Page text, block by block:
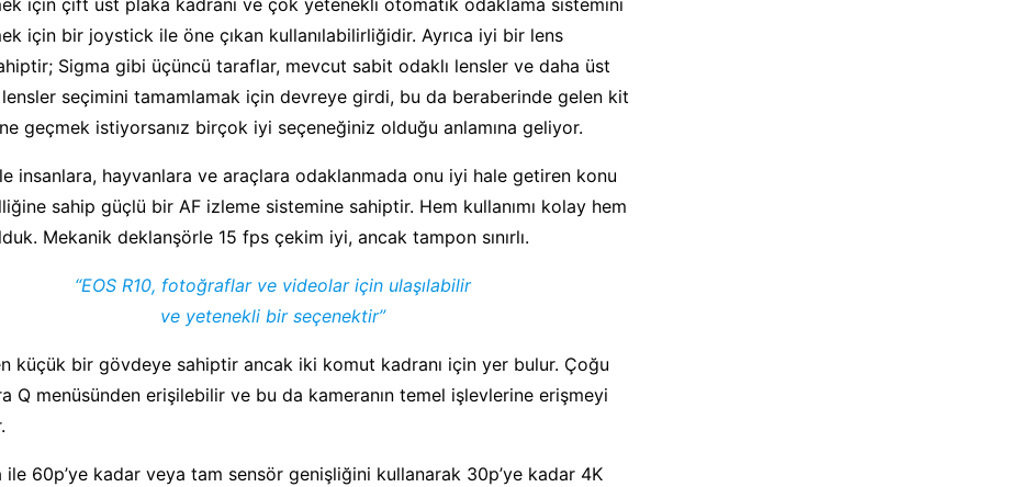
için bir joystick ile öne çıkan kullanılabilirliğidir. Ayrıca iyi bir lens
Sigma gibi üçüncü taraflar, mevcut sabit odaklı lensler ve daha üst
seçimini tamamlamak için devreye girdi, bu da beraberinde gelen kit
geçmek istiyorsanız birçok iyi seçeneğiniz olduğu anlamına geliyor.
insanlara, hayvanlara ve araçlara odaklanmada onu iyi hale getiren konu
sahip güçlü bir AF izleme sistemine sahiptir. Hem kullanımı kolay hem
Mekanik deklanşörle 15 fps çekim iyi, ancak tampon sınırlı.
“EOS R10, fotoğraflar ve videolar için ulaşılabilir
ve yetenekli bir seçenektir”
küçük bir gövdeye sahiptir ancak iki komut kadranı için yer bulur. Çoğu
Q menüsünden erişilebilir ve bu da kameranın temel işlevlerine erişmeyi
ile 60p’ye kadar veya tam sensör genişliğini kullanarak 30p’ye kadar 4K